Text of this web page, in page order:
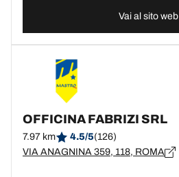
Vai al sito web
OFFICINA FABRIZI SRL
7.97 km 4.5/5(126)
VIA ANAGNINA 359, 118, ROMA